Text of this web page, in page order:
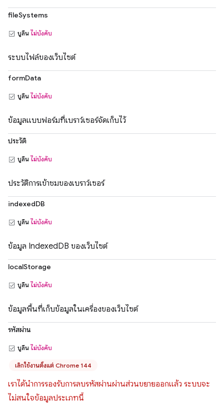
fileSystems
บูลีน ไม่บังคับ
ระบบไฟล์ของเว็บไซต์
formData
บูลีน ไม่บังคับ
ข้อมูลแบบฟอร์มที่เบราว์เซอร์จัดเก็บไว้
ประวัติ
บูลีน ไม่บังคับ
ประวัติการเข้าชมของเบราว์เซอร์
indexedDB
บูลีน ไม่บังคับ
ข้อมูล IndexedDB ของเว็บไซต์
localStorage
บูลีน ไม่บังคับ
ข้อมูลพื้นที่เก็บข้อมูลในเครื่องของเว็บไซต์
รหัสผ่าน
บูลีน ไม่บังคับ
เลิกใช้งานตั้งแต่ Chrome 144
เราได้นำการรองรับการลบรหัสผ่านผ่านส่วนขยายออกแล้ว ระบบจะ
ไม่สนใจข้อมูลประเภทนี้